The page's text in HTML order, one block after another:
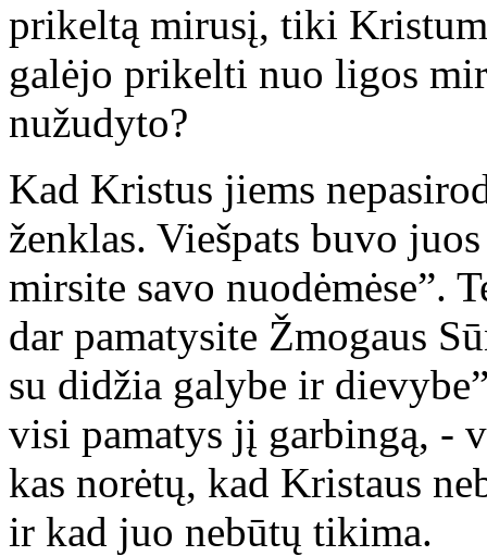
prikeltą mirusį, tiki
galėjo prikelti nuo ligos
nužudyto?
Kad Kristus jiems
ženklas. Viešpats buvo
mirsite savo nuodėmėse”.
dar pamatysite Žmogaus
su didžia galybe ir
visi pamatys jį garbingą, -
kas norėtų, kad Kristaus
ir kad juo nebūtų tikima.